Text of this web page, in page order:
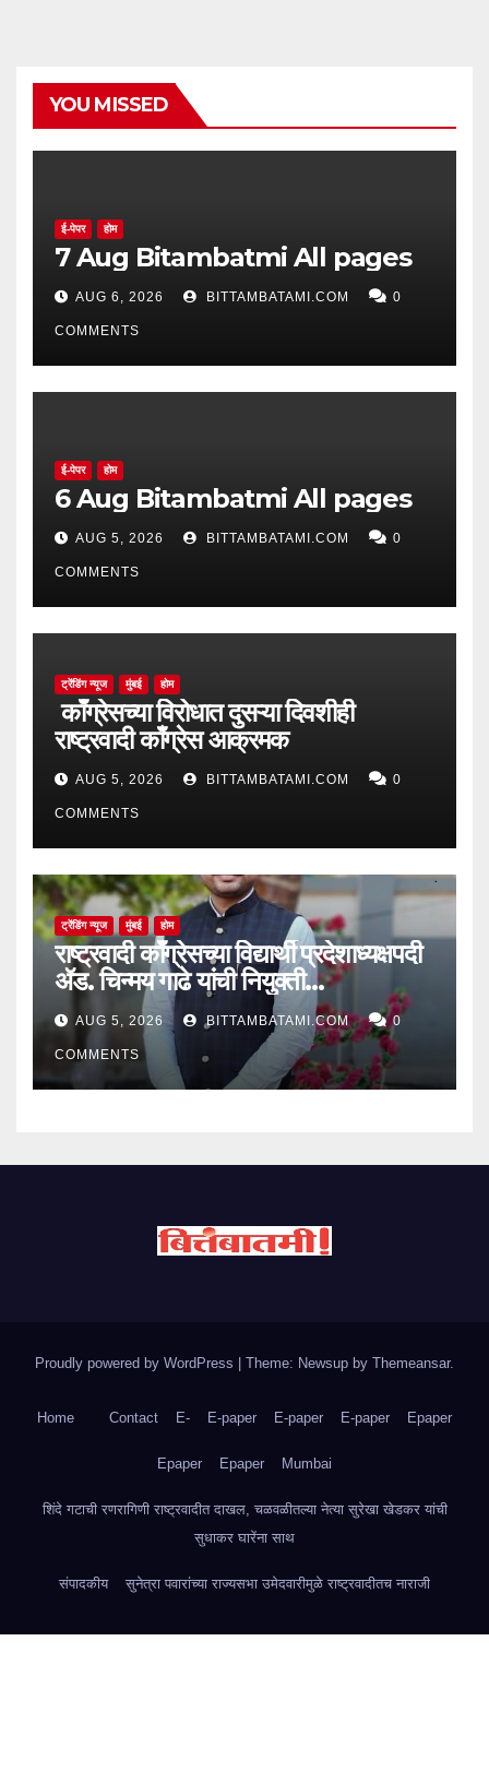
YOU MISSED
ई-पेपर होम
7 Aug Bitambatmi All pages
AUG 6, 2026 BITTAMBATAMI.COM 0
COMMENTS
ई-पेपर होम
6 Aug Bitambatmi All pages
AUG 5, 2026 BITTAMBATAMI.COM 0
COMMENTS
ट्रेंडिंग न्यूज मुंबई होम
काँग्रेसच्या विरोधात दुसऱ्या दिवशीही
राष्ट्रवादी काँग्रेस आक्रमक
AUG 5, 2026 BITTAMBATAMI.COM 0
COMMENTS
ट्रेंडिंग न्यूज मुंबई होम
राष्ट्रवादी काँग्रेसच्या विद्यार्थी प्रदेशाध्यक्षपदी
ॲड. चिन्मय गाढे यांची नियुक्ती…
AUG 5, 2026 BITTAMBATAMI.COM 0
COMMENTS
Proudly powered by WordPress | Theme: Newsup by Themeansar.
Home Contact E- E-paper E-paper E-paper Epaper
Epaper Epaper Mumbai
शिंदे गटाची रणरागिणी राष्ट्रवादीत दाखल, चळवळीतल्या नेत्या सुरेखा खेडकर यांची
सुधाकर घारेंना साथ
संपादकीय सुनेत्रा पवारांच्या राज्यसभा उमेदवारीमुळे राष्ट्रवादीतच नाराजी